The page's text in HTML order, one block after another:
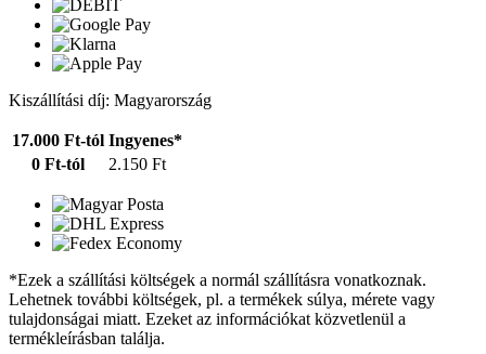
Kiszállítási díj: Magyarország
17.000 Ft-tól Ingyenes*
0 Ft-tól
2.150 Ft
*Ezek a szállítási költségek a normál szállításra vonatkoznak.
Lehetnek további költségek, pl. a termékek súlya, mérete vagy
tulajdonságai miatt. Ezeket az információkat közvetlenül a
termékleírásban találja.